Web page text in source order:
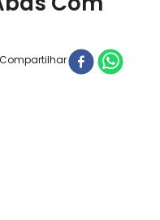
Compartilhar